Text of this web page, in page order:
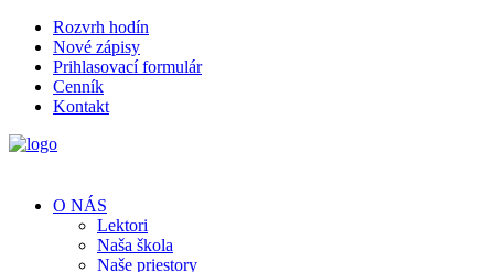
Rozvrh hodín
Nové zápisy
Prihlasovací formulár
Cenník
Kontakt
O NÁS
Lektori
Naša škola
Naše priestory